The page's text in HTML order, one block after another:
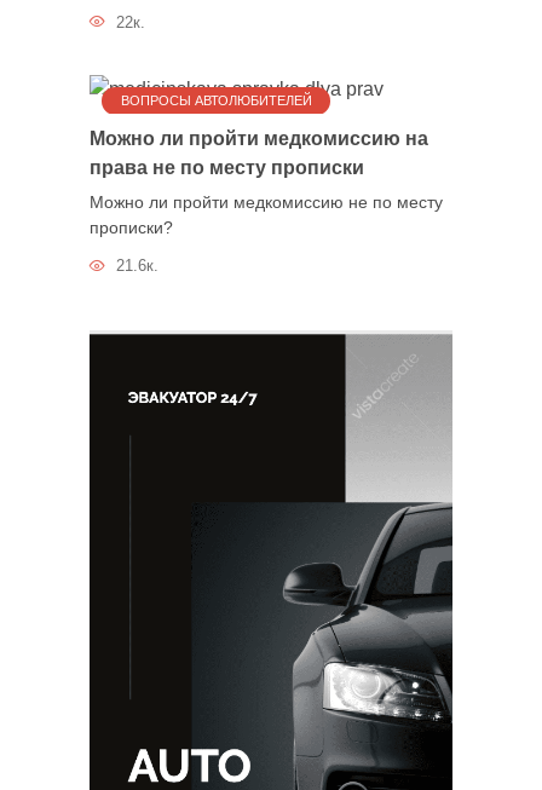
22к.
ВОПРОСЫ АВТОЛЮБИТЕЛЕЙ
Можно ли пройти медкомиссию на
права не по месту прописки
Можно ли пройти медкомиссию не по месту
прописки?
21.6к.